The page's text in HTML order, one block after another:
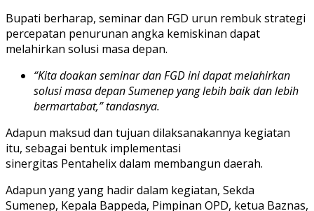
Bupati berharap, seminar dan FGD urun rembuk strategi
percepatan penurunan angka kemiskinan dapat
melahirkan solusi masa depan.
“Kita doakan seminar dan FGD ini dapat melahirkan
solusi masa depan Sumenep yang lebih baik dan lebih
bermartabat,” tandasnya.
Adapun maksud dan tujuan dilaksanakannya kegiatan
itu, sebagai bentuk implementasi
sinergitas Pentahelix dalam membangun daerah.
Adapun yang yang hadir dalam kegiatan, Sekda
Sumenep, Kepala Bappeda, Pimpinan OPD, ketua Baznas,